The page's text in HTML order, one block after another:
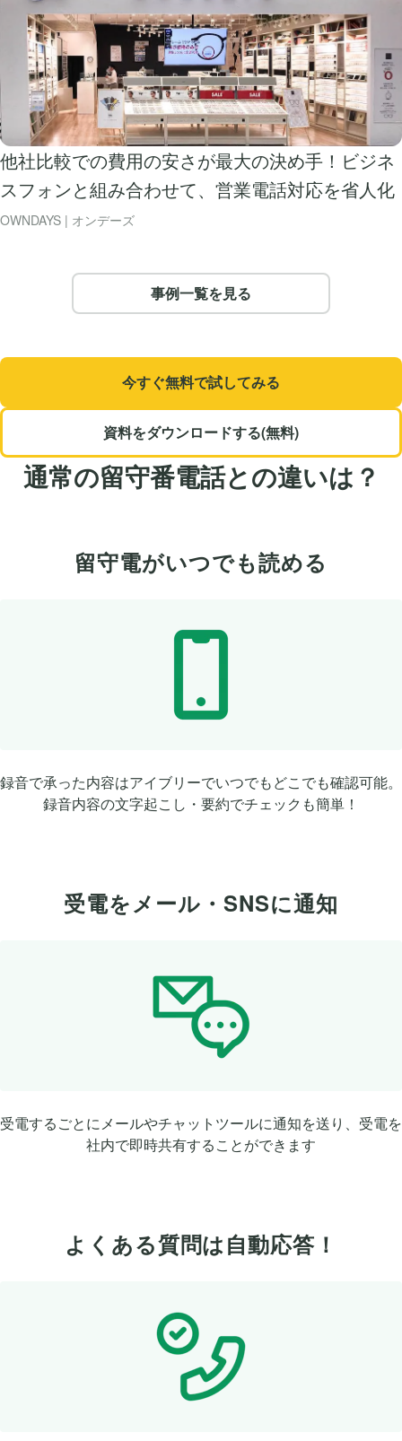
他社比較での費用の安さが最大の決め手！ビジネ
スフォンと組み合わせて、営業電話対応を省人化
OWNDAYS | オンデーズ
事例一覧を見る
今すぐ無料で試してみる
資料をダウンロードする(無料)
通常の留守番電話との違いは？
留守電がいつでも読める
録音で承った内容はアイブリーでいつでもどこでも確認可能。
録音内容の文字起こし・要約でチェックも簡単！
受電をメール・SNSに通知
受電するごとにメールやチャットツールに通知を送り、受電を
社内で即時共有することができます
よくある質問は自動応答！